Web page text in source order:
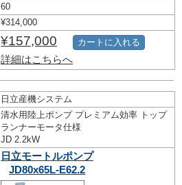
60
¥314,000
¥157,000
詳細はこちらへ
カートに入れる
日立産機システム
清水用陸上ポンプ プレミアム効率 トップ
ランナーモータ仕様
JD 2.2kW
日立モートルポンプ
JD80x65L-E62.2